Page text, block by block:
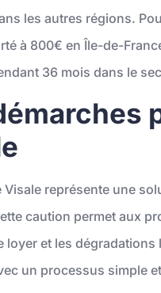
les autres régions.
à 800€ en Île-de-
36 mois dans le
Visale représente une
caution permet aux
loyer et les
un processus simple